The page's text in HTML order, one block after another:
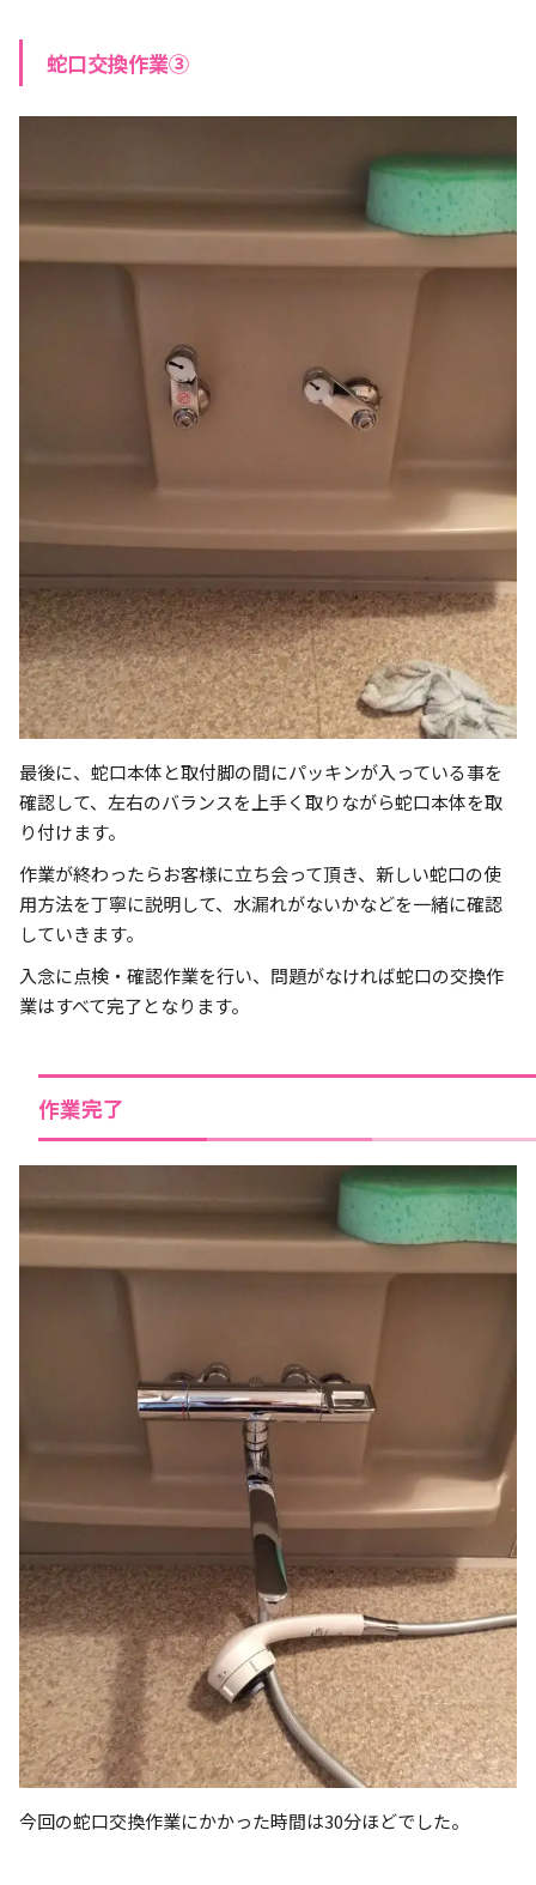
蛇口交換作業③
最後に、蛇口本体と取付脚の間にパッキンが入っている事を
確認して、左右のバランスを上手く取りながら蛇口本体を取
り付けます。
作業が終わったらお客様に立ち会って頂き、新しい蛇口の使
用方法を丁寧に説明して、水漏れがないかなどを一緒に確認
していきます。
入念に点検・確認作業を行い、問題がなければ蛇口の交換作
業はすべて完了となります。
作業完了
今回の蛇口交換作業にかかった時間は30分ほどでした。